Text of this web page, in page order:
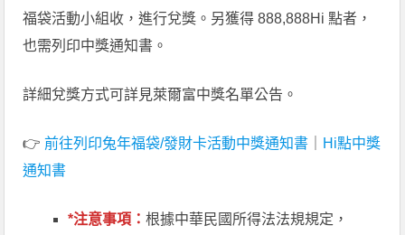
福袋活動小組收，進行兌獎。另獲得 888,888Hi 點者，
也需列印中獎通知書。
詳細兌獎方式可詳見萊爾富中獎名單公告。
👉前往列印兔年福袋/發財卡活動中獎通知書
Hi點中獎
通知書
*注意事項：根據中華民國所得法法規規定，